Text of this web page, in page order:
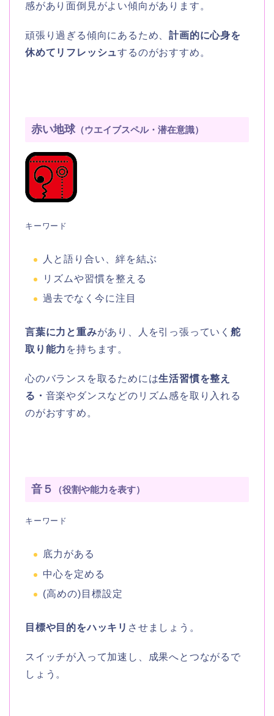
感があり面倒見がよい傾向があります。
頑張り過ぎる傾向にあるため、計画的に心身を
休めてリフレッシュするのがおすすめ。
赤い地球（ウエイブスペル・潜在意識）
キーワード
人と語り合い、絆を結ぶ
リズムや習慣を整える
過去でなく今に注目
言葉に力と重みがあり、人を引っ張っていく舵
取り能力 を持ちます。
心のバランスを取るためには生活習慣を整え
る・ 音楽やダンスなどのリズム感を取り入れる
のがおすすめ。
音５ （役割や能力を表す）
キーワード
底力がある
中心を定める
(高めの)目標設定
目標や目的をハッキリ させましょう。
スイッチが入って加速し、成果へとつながるで
しょう。